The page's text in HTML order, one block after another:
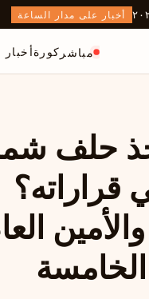
أخبار على مدار الساعة
مباشر كورة
حلف
قراراته؟
الخامسة